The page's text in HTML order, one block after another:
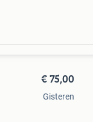
€ 75,00
Gisteren